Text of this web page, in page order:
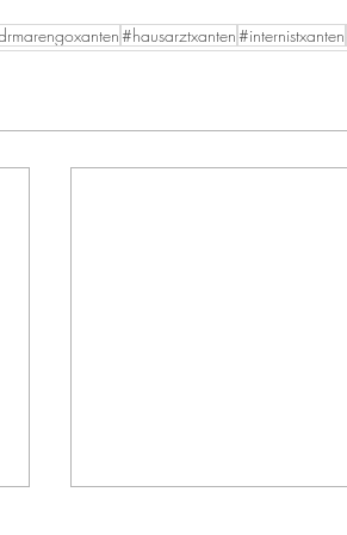
#hausarztxanten #internistxanten